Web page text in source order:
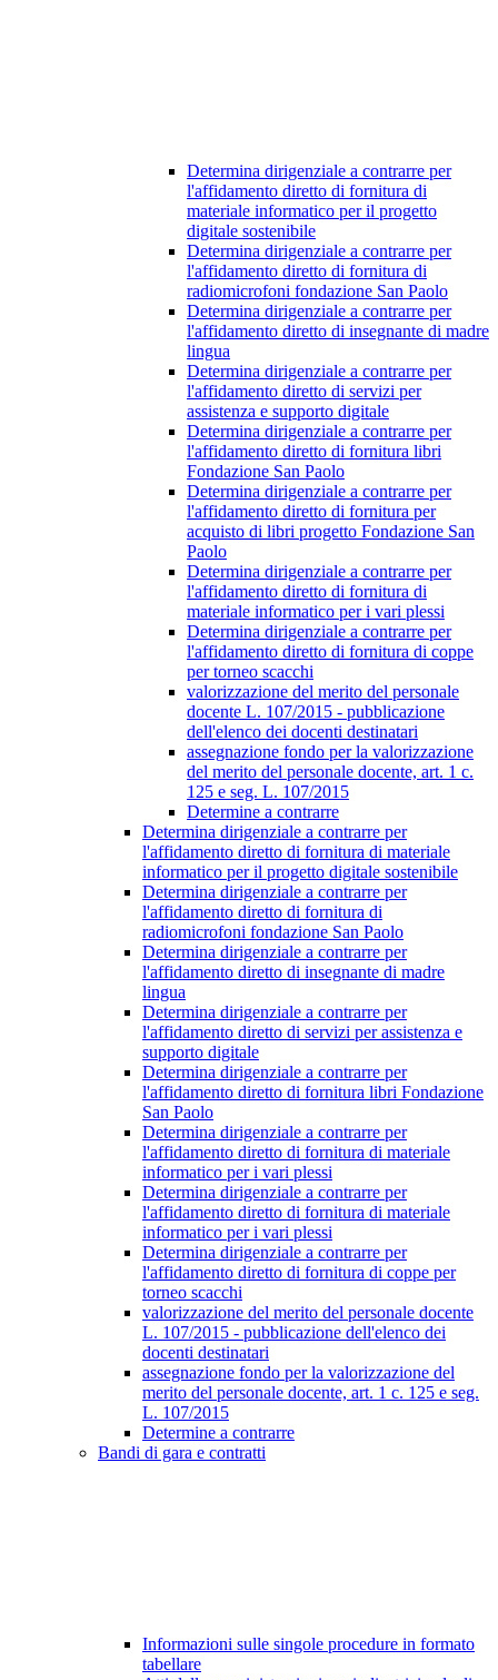
Determina dirigenziale a contrarre per
l'affidamento diretto di fornitura di
materiale informatico per il progetto
digitale sostenibile
Determina dirigenziale a contrarre per
l'affidamento diretto di fornitura di
radiomicrofoni fondazione San Paolo
Determina dirigenziale a contrarre per
l'affidamento diretto di insegnante di madre
lingua
Determina dirigenziale a contrarre per
l'affidamento diretto di servizi per
assistenza e supporto digitale
Determina dirigenziale a contrarre per
l'affidamento diretto di fornitura libri
Fondazione San Paolo
Determina dirigenziale a contrarre per
l'affidamento diretto di fornitura per
acquisto di libri progetto Fondazione San
Paolo
Determina dirigenziale a contrarre per
l'affidamento diretto di fornitura di
materiale informatico per i vari plessi
Determina dirigenziale a contrarre per
l'affidamento diretto di fornitura di coppe
per torneo scacchi
valorizzazione del merito del personale
docente L. 107/2015 - pubblicazione
dell'elenco dei docenti destinatari
assegnazione fondo per la valorizzazione
del merito del personale docente, art. 1 c.
125 e seg. L. 107/2015
Determine a contrarre
Determina dirigenziale a contrarre per
l'affidamento diretto di fornitura di materiale
informatico per il progetto digitale sostenibile
Determina dirigenziale a contrarre per
l'affidamento diretto di fornitura di
radiomicrofoni fondazione San Paolo
Determina dirigenziale a contrarre per
l'affidamento diretto di insegnante di madre
lingua
Determina dirigenziale a contrarre per
l'affidamento diretto di servizi per assistenza e
supporto digitale
Determina dirigenziale a contrarre per
l'affidamento diretto di fornitura libri Fondazione
San Paolo
Determina dirigenziale a contrarre per
l'affidamento diretto di fornitura di materiale
informatico per i vari plessi
Determina dirigenziale a contrarre per
l'affidamento diretto di fornitura di materiale
informatico per i vari plessi
Determina dirigenziale a contrarre per
l'affidamento diretto di fornitura di coppe per
torneo scacchi
valorizzazione del merito del personale docente
L. 107/2015 - pubblicazione dell'elenco dei
docenti destinatari
assegnazione fondo per la valorizzazione del
merito del personale docente, art. 1 c. 125 e seg.
L. 107/2015
Determine a contrarre
Bandi di gara e contratti
Informazioni sulle singole procedure in formato
tabellare